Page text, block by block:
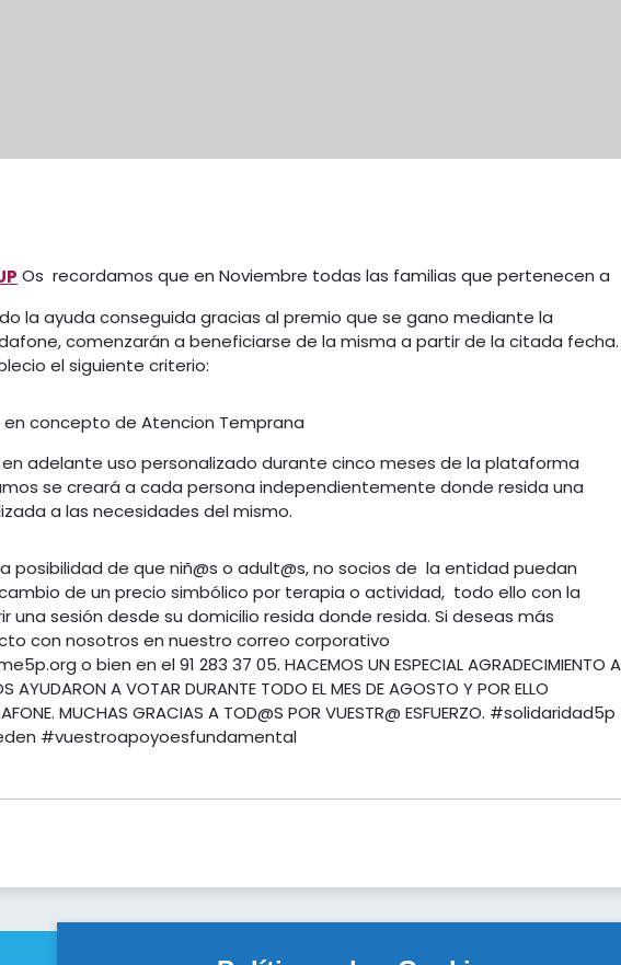
Os recordamos que en Noviembre todas las familias que pertenecen a
la ayuda conseguida gracias al premio que se gano mediante la
comenzarán a beneficiarse de la misma a partir de la citada fecha.
el siguiente criterio:
en concepto de Atencion Temprana
en adelante uso personalizado durante cinco meses de la plataforma
se creará a cada persona independientemente donde resida una
a las necesidades del mismo.
posibilidad de que niñ@s o adult@s, no socios de la entidad puedan
de un precio simbólico por terapia o actividad, todo ello con la
una sesión desde su domicilio resida donde resida. Si deseas más
con nosotros en nuestro correo corporativo
o bien en el 91 283 37 05. HACEMOS UN ESPECIAL AGRADECIMIENTO A
AYUDARON A VOTAR DURANTE TODO EL MES DE AGOSTO Y POR ELLO
MUCHAS GRACIAS A TOD@S POR VUESTR@ ESFUERZO. #solidaridad5p
#vuestroapoyoesfundamental